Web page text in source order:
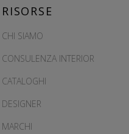
RISORSE
CHI SIAMO
CONSULENZA INTERIOR
CATALOGHI
DESIGNER
MARCHI